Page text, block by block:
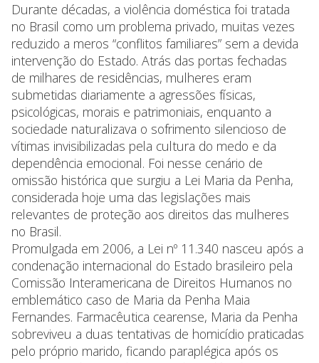
Durante décadas, a violência doméstica foi tratada
no Brasil como um problema privado, muitas vezes
reduzido a meros “conflitos familiares” sem a devida
intervenção do Estado. Atrás das portas fechadas
de milhares de residências, mulheres eram
submetidas diariamente a agressões físicas,
psicológicas, morais e patrimoniais, enquanto a
sociedade naturalizava o sofrimento silencioso de
vítimas invisibilizadas pela cultura do medo e da
dependência emocional. Foi nesse cenário de
omissão histórica que surgiu a Lei Maria da Penha,
considerada hoje uma das legislações mais
relevantes de proteção aos direitos das mulheres
no Brasil.
Promulgada em 2006, a Lei nº 11.340 nasceu após a
condenação internacional do Estado brasileiro pela
Comissão Interamericana de Direitos Humanos no
emblemático caso de Maria da Penha Maia
Fernandes. Farmacêutica cearense, Maria da Penha
sobreviveu a duas tentativas de homicídio praticadas
pelo próprio marido, ficando paraplégica após os